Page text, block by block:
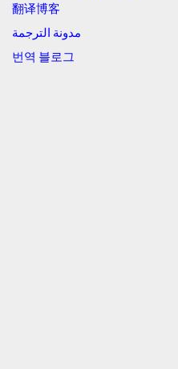
翻译博客
مدونة الترجمة
번역 블로그